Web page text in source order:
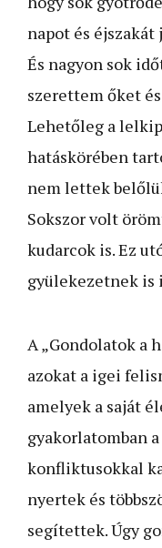
napot és
És nagyon sok
szerettem őket
Lehetőleg a
hatáskörében
nem lettek
Sokszor volt
kudarcok is. Ez
gyülekezetnek
A „Gondolatok a
azokat a igei
amelyek a saját
gyakorlatomban a
konfliktusokkal
nyertek és
segítettek. Úgy